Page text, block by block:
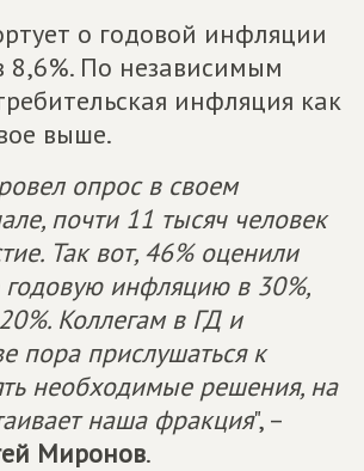
о годовой инфляции
8,6%. По независимым
инфляция как
выше.
опрос в своем
почти 11 тысяч человек
Так вот, 46% оценили
инфляцию в 30%,
Коллегам в ГД и
пора прислушаться к
необходимые решения, на
наша фракция", –
Миронов.